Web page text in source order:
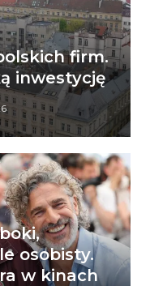
firm.
inwestycję
osobisty.
w kinach